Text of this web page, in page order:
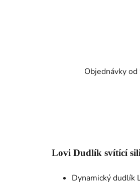
Objednávky
Lovi Dudlík svítící
Dynamický dudlík